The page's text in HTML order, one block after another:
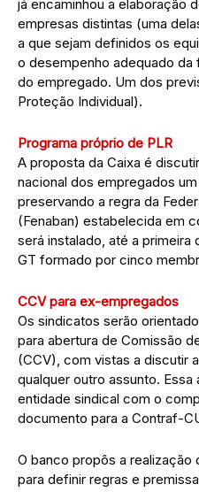
já encaminhou a elaboração
empresas distintas (uma
a que sejam definidos os
o desempenho adequado da
do empregado. Um dos
Proteção Individual).
Programa próprio de PLR
A proposta da Caixa é
nacional dos empregados
preservando a regra da
(Fenaban) estabelecida em
será instalado, até a primeira
GT formado por cinco
CCV para ex-empregados
Os sindicatos serão
para abertura de Comissão
(CCV), com vistas a discutir
qualquer outro assunto.
entidade sindical com o
documento para a Contraf-
O banco propôs a realização
para definir regras e